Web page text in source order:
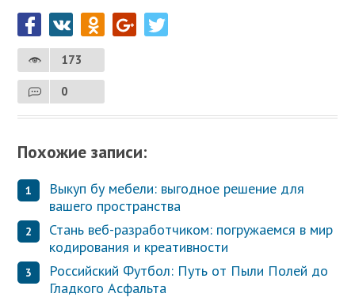
173
0
Похожие записи:
Выкуп бу мебели: выгодное решение для
вашего пространства
Стань веб-разработчиком: погружаемся в мир
кодирования и креативности
Российский Футбол: Путь от Пыли Полей до
Гладкого Асфальта